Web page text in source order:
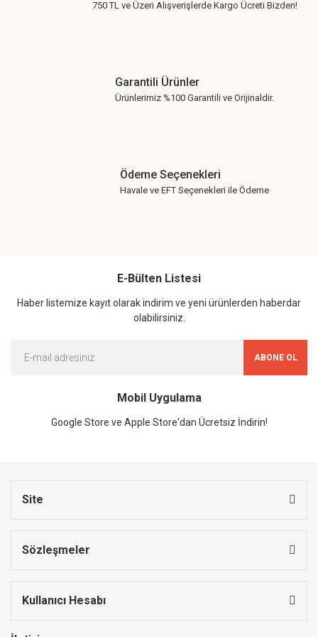
750 TL ve Üzeri Alışverişlerde Kargo Ücreti Bizden!
Garantili Ürünler
Ürünlerimiz %100 Garantili ve Orijinaldir.
Ödeme Seçenekleri
Havale ve EFT Seçenekleri ile Ödeme
E-Bülten Listesi
Haber listemize kayıt olarak indirim ve yeni ürünlerden haberdar
olabilirsiniz.
ABONE OL
Mobil Uygulama
Google Store ve Apple Store'dan Ücretsiz İndirin!
Site
Sözleşmeler
Kullanıcı Hesabı